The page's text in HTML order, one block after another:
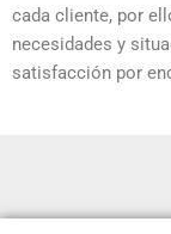
cada cliente, por
necesidades y
satisfacción por